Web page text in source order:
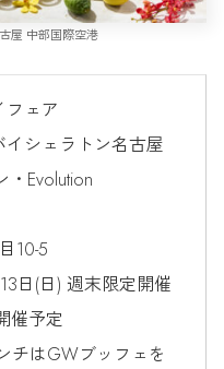
屋 中部国際空港
ェア
シェラトン名古屋
Evolution
10-5
日(日) 週末限定開催
催予定
チはGWブッフェを